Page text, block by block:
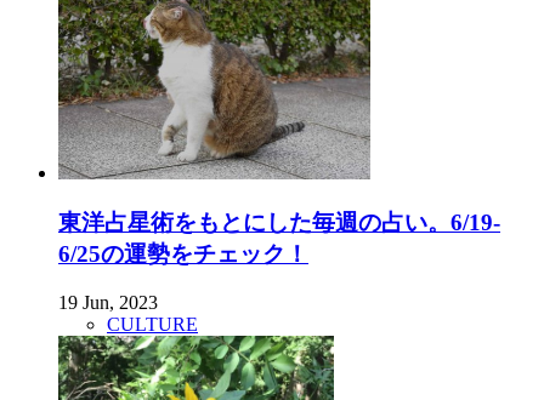
東洋占星術をもとにした毎週の占い。6/19-
6/25の運勢をチェック！
19 Jun, 2023
CULTURE